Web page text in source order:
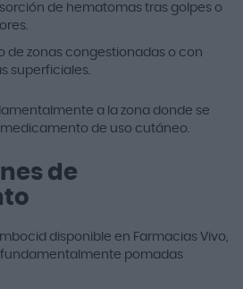
de hematomas tras golpes o
de zonas congestionadas o con
superficiales.
a la zona donde se
de uso cutáneo.
de
disponible en Farmacias Vivo,
fundamentalmente pomadas